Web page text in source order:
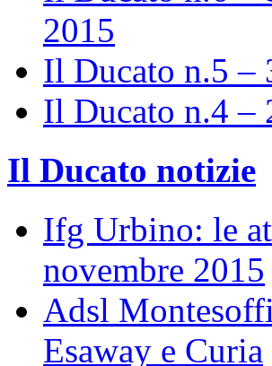
2015
Il Ducato n.5 –
Il Ducato n.4 –
Il Ducato notizie
Ifg Urbino: le
novembre 2015
Adsl
Esaway e Curia